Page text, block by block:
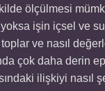
ölçülmesi
işin içsel ve
toplar ve nasıl
çok daha
ilişkiyi nasıl